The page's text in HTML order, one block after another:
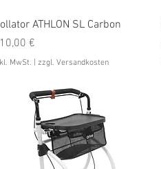
Schnellansicht
ATHLON SL Carbon
€
MwSt. zzgl. Versandkosten